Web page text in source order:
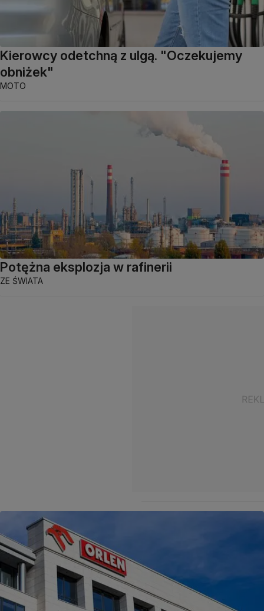
Kierowcy odetchną z ulgą. "Oczekujemy
obniżek"
MOTO
Potężna eksplozja w rafinerii
ZE ŚWIATA